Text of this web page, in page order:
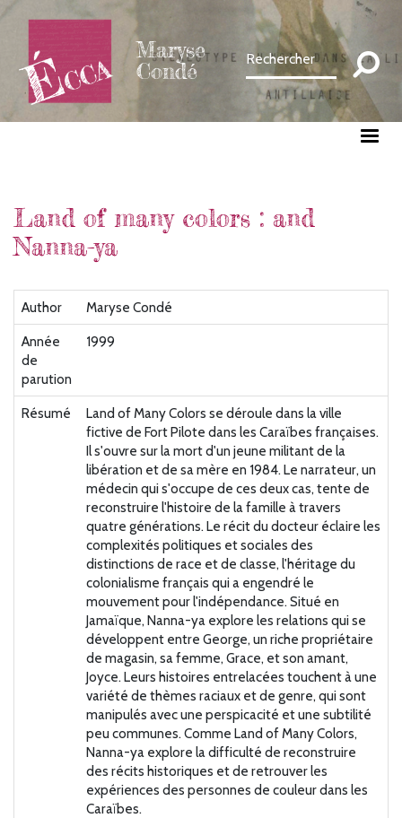
contenu
principal
Maryse
Condé
Land of many colors : and
Nanna-ya
Author
Maryse Condé
Année
de
parution
1999
Résumé
Land of Many Colors se déroule dans la ville
fictive de Fort Pilote dans les Caraïbes françaises.
Il s'ouvre sur la mort d'un jeune militant de la
libération et de sa mère en 1984. Le narrateur, un
médecin qui s'occupe de ces deux cas, tente de
reconstruire l'histoire de la famille à travers
quatre générations. Le récit du docteur éclaire les
complexités politiques et sociales des
distinctions de race et de classe, l'héritage du
colonialisme français qui a engendré le
mouvement pour l'indépendance. Situé en
Jamaïque, Nanna-ya explore les relations qui se
développent entre George, un riche propriétaire
de magasin, sa femme, Grace, et son amant,
Joyce. Leurs histoires entrelacées touchent à une
variété de thèmes raciaux et de genre, qui sont
manipulés avec une perspicacité et une subtilité
peu communes. Comme Land of Many Colors,
Nanna-ya explore la difficulté de reconstruire
des récits historiques et de retrouver les
expériences des personnes de couleur dans les
Caraïbes.